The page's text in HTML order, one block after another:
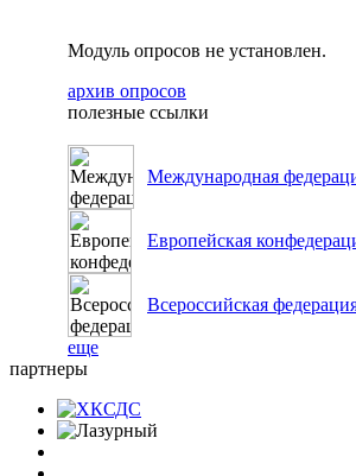
Модуль опросов не установлен.
архив опросов
полезные ссылки
Международная
Европейская
Всероссийская
еще
партнеры